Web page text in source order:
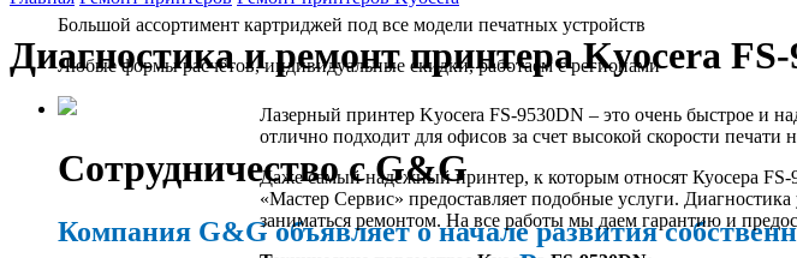
Большой ассортимент картриджей под все модели печатных устройств
Любые формы расчётов, индивидуальные скидки, работаем с регионами
Сотрудничество с G&G
Компания G&G объявляет о начале развития
Диагностика и ремонт принтера Kyocera
Лазерный принтер Kyocera FS-9530DN – это очень быстрое и
отлично подходит для офисов за счет высокой скорости печати
Даже самый надежный принтер, к которым относят Куосера
«Мастер Сервис» предоставляет подобные услуги.
заниматься ремонтом. На все работы мы даем гарантию и